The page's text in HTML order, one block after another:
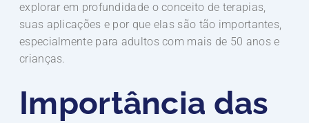
explorar em profundidade o conceito de terapias,
suas aplicações e por que elas são tão importantes,
especialmente para adultos com mais de 50 anos e
crianças.
Importância das